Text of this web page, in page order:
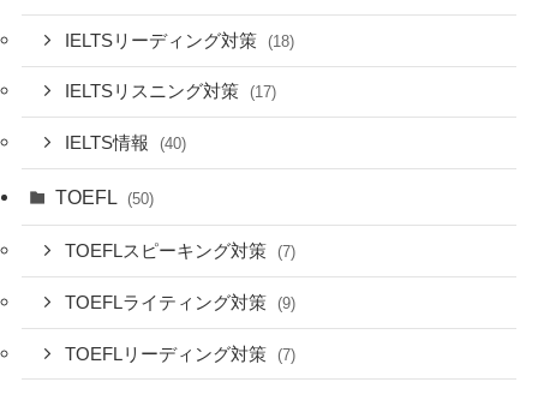
IELTSリーディング対策 (18)
IELTSリスニング対策 (17)
IELTS情報 (40)
TOEFL (50)
TOEFLスピーキング対策 (7)
TOEFLライティング対策 (9)
TOEFLリーディング対策 (7)